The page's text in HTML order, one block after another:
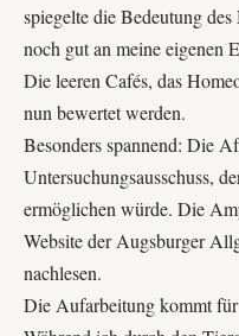
spiegelte die Bedeutung
noch gut an meine eigenen
Die leeren Cafés, das
nun bewertet werden.
Besonders spannend: Die
Untersuchungsausschuss,
ermöglichen würde. Die
Website derAugsburger
nachlesen.
Die Aufarbeitung kommt